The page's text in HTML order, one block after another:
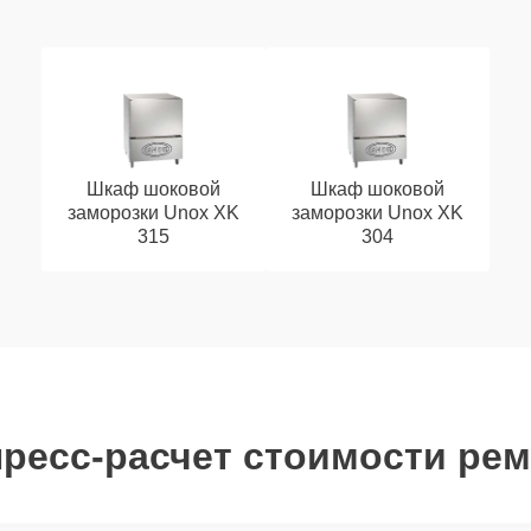
Шкаф шоковой
заморозки Unox XK
315
Шкаф шоковой
заморозки Unox XK
304
расчет стоимости